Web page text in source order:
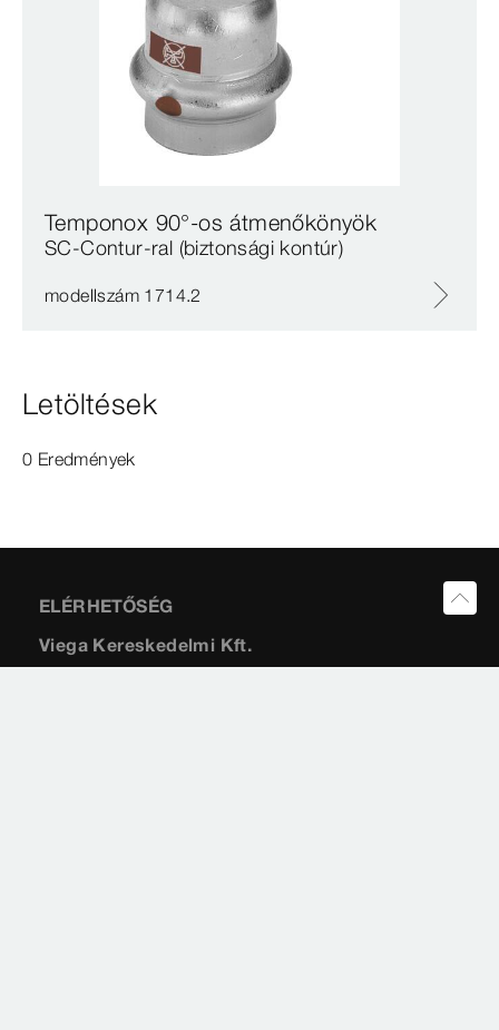
Temponox 90°-os átmenőkönyök
SC‑Contur-ral (biztonsági kontúr)
modellszám 1714.2
Letöltések
0 Eredmények
ELÉRHETŐSÉG
Viega Kereskedelmi Kft.